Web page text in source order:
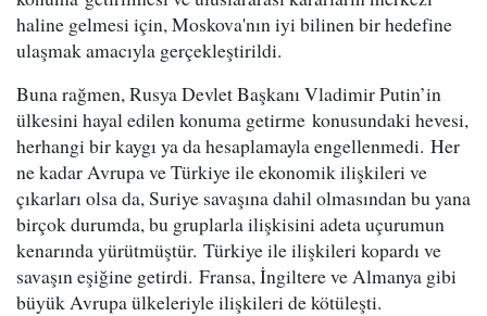
haline gelmesi için, Moskova'nın iyi bilinen bir hedefine
ulaşmak amacıyla gerçekleştirildi.
Buna rağmen, Rusya Devlet Başkanı Vladimir Putin’in
ülkesini hayal edilen konuma getirme konusundaki hevesi,
herhangi bir kaygı ya da hesaplamayla engellenmedi. Her
ne kadar Avrupa ve Türkiye ile ekonomik ilişkileri ve
çıkarları olsa da, Suriye savaşına dahil olmasından bu yana
birçok durumda, bu gruplarla ilişkisini adeta uçurumun
kenarında yürütmüştür. Türkiye ile ilişkileri kopardı ve
savaşın eşiğine getirdi. Fransa, İngiltere ve Almanya gibi
büyük Avrupa ülkeleriyle ilişkileri de kötüleşti.